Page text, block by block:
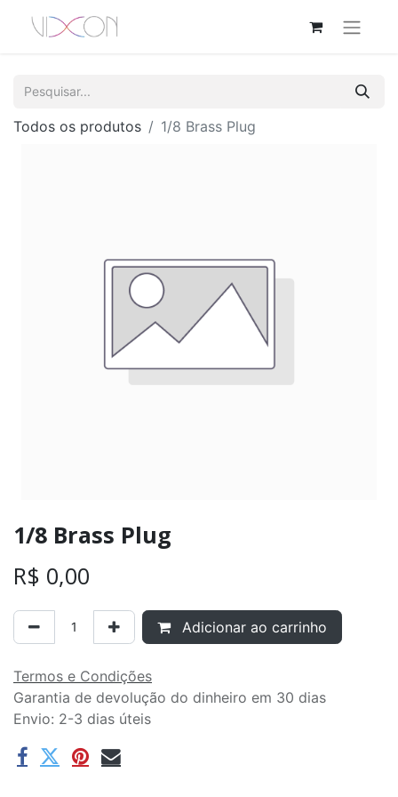
Todos os produtos 1/8 Brass Plug
1/8 Brass Plug
R$ 0,00
Adicionar ao carrinho
Termos e Condições
Garantia de devolução do dinheiro em 30 dias
Envio: 2-3 dias úteis